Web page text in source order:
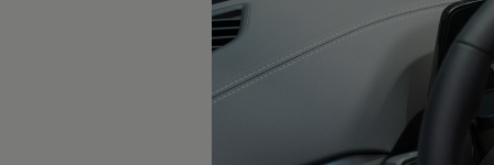
vdf Klasik Kredi®
vdf Servis Kredisi®
Sigorta Çözümleri
Volkswagen Kasko®
Volkswagen Garanti Plus®
Satış Sonrası Hizmetler